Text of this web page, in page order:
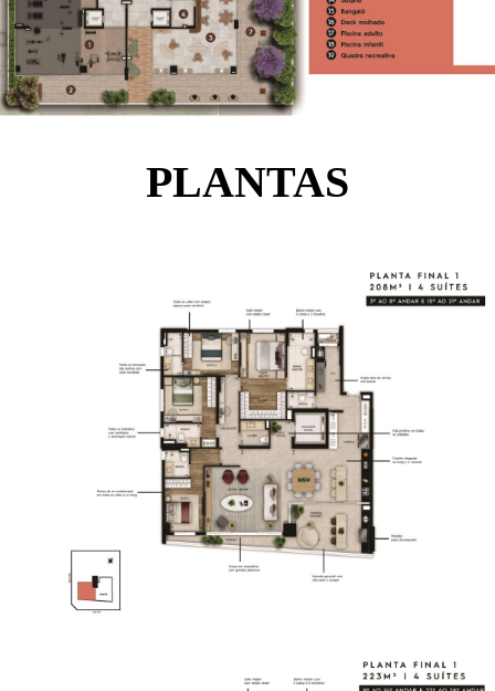
PLANTAS